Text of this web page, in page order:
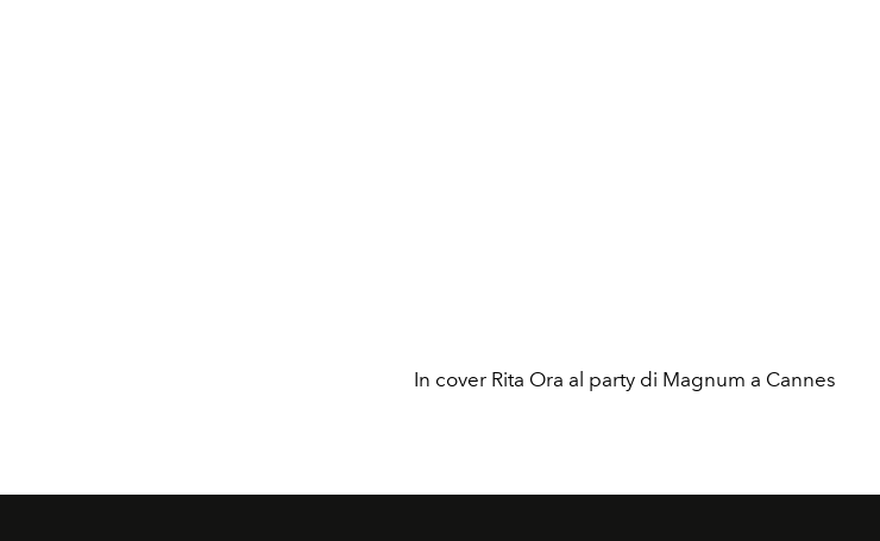
In cover Rita Ora al party di Magnum a Cannes